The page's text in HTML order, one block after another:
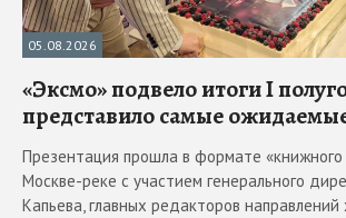
05.08.2026
«Эксмо» подвело итоги I
представило самые
Презентация прошла в формате «книжного
Москве-реке с участием генерального
Капьева, главных редакторов